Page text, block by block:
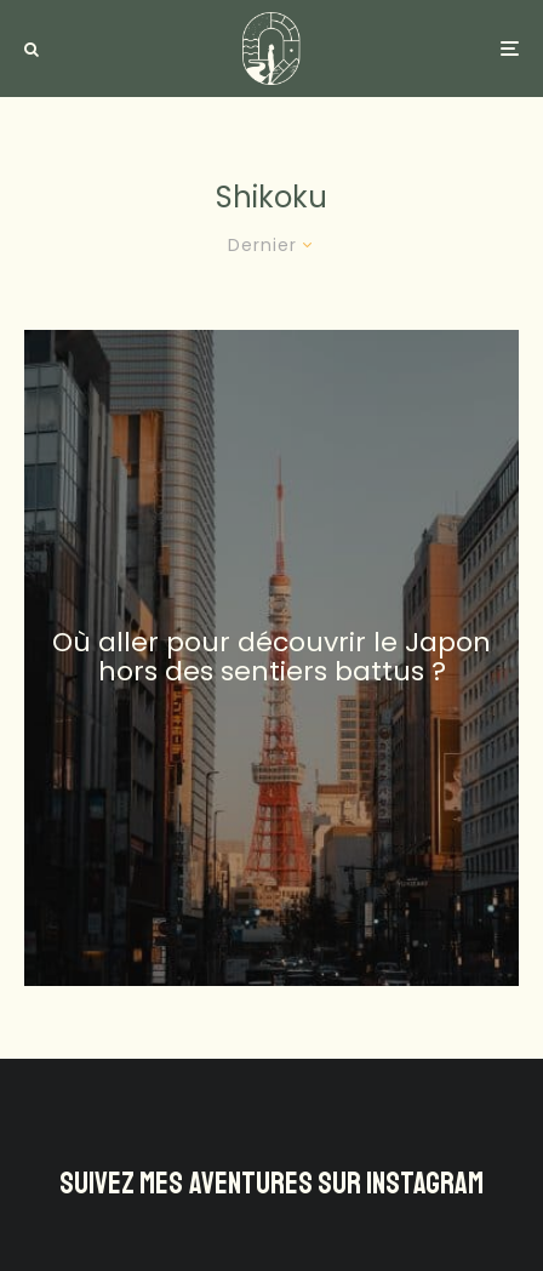
Shikoku
Dernier
Où aller pour découvrir le Japon
hors des sentiers battus ?
SUIVEZ MES AVENTURES SUR INSTAGRAM